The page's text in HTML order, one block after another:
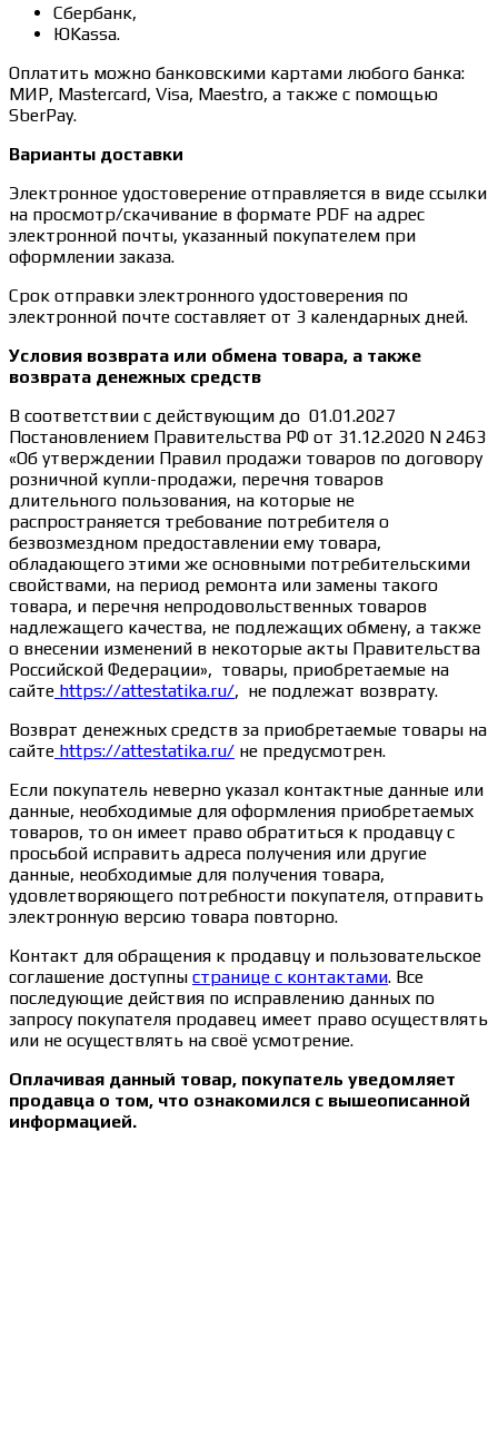
Сбербанк,
ЮKassa.
Оплатить можно банковскими картами любого банка:
МИР, Mastercard, Visa, Maestro, а также с помощью
SberPay.
Варианты доставки
Электронное удостоверение отправляется в виде ссылки
на просмотр/скачивание в формате PDF на адрес
электронной почты, указанный покупателем при
оформлении заказа.
Срок отправки электронного удостоверения по
электронной почте составляет от 3 календарных дней.
Условия возврата или обмена товара, а также
возврата денежных средств
В соответствии с действующим до 01.01.2027
Постановлением Правительства РФ от 31.12.2020 N 2463
«Об утверждении Правил продажи товаров по договору
розничной купли-продажи, перечня товаров
длительного пользования, на которые не
распространяется требование потребителя о
безвозмездном предоставлении ему товара,
обладающего этими же основными потребительскими
свойствами, на период ремонта или замены такого
товара, и перечня непродовольственных товаров
надлежащего качества, не подлежащих обмену, а также
о внесении изменений в некоторые акты Правительства
Российской Федерации», товары, приобретаемые на
сайте https://attestatika.ru/, не подлежат возврату.
Возврат денежных средств за приобретаемые товары на
сайте https://attestatika.ru/ не предусмотрен.
Если покупатель неверно указал контактные данные или
данные, необходимые для оформления приобретаемых
товаров, то он имеет право обратиться к продавцу с
просьбой исправить адреса получения или другие
данные, необходимые для получения товара,
удовлетворяющего потребности покупателя, отправить
электронную версию товара повторно.
Контакт для обращения к продавцу и пользовательское
соглашение доступны странице с контактами. Все
последующие действия по исправлению данных по
запросу покупателя продавец имеет право осуществлять
или не осуществлять на своё усмотрение.
Оплачивая данный товар, покупатель уведомляет
продавца о том, что ознакомился с вышеописанной
информацией.